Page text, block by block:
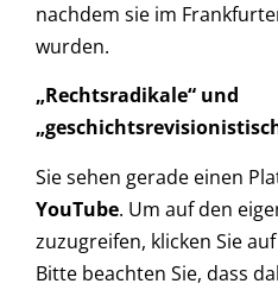
nachdem sie im
wurden.
„Rechtsradikale“ und
Sie sehen gerade einen
YouTube. Um auf den
zuzugreifen, klicken Sie
Bitte beachten Sie, dass